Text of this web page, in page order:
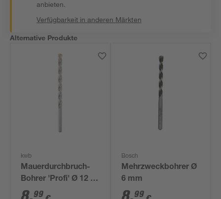
anbieten.
Verfügbarkeit in anderen Märkten
Alternative Produkte
kwb
Mauerdurchbruch-
Bohrer 'Profi' Ø 12 x
200 mm
99
Bosch
Mehrzweckbohrer Ø
6 mm
99